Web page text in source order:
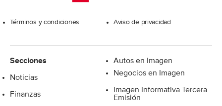
Términos y condiciones Aviso de privacidad
Secciones
Noticias
Finanzas
Autos en Imagen
Negocios en Imagen
Imagen Informativa Tercera
Emisión